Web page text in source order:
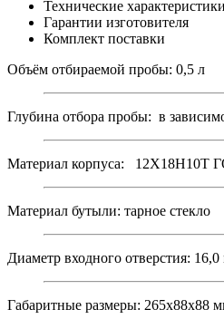
Технические характеристики
Гарантии изготовителя
Комплект поставки
Объём отбираемой пробы: 0,5 л
Глубина отбора пробы: в
Материал корпуса: 12Х18Н10Т
Материал бутыли: тарное стекло
Диаметр входного отверстия:
Габаритные размеры: 265х88х88